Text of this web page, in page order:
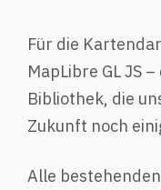
Für die
MapLibre GL JS
Bibliothek, die
Zukunft noch
Alle